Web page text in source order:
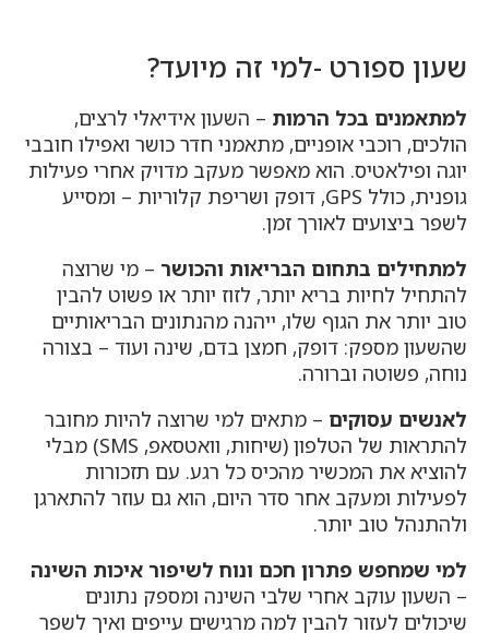
שעון ספורט -למי זה מיועד?
למתאמנים בכל הרמות – השעון אידיאלי לרצים,
הולכים, רוכבי אופניים, מתאמני חדר כושר ואפילו חובבי
יוגה ופילאטיס. הוא מאפשר מעקב מדויק אחרי פעילות
גופנית, כולל GPS, דופק ושריפת קלוריות – ומסייע
לשפר ביצועים לאורך זמן.
למתחילים בתחום הבריאות והכושר – מי שרוצה
להתחיל לחיות בריא יותר, לזוז יותר או פשוט להבין
טוב יותר את הגוף שלו, ייהנה מהנתונים הבריאותיים
שהשעון מספק: דופק, חמצן בדם, שינה ועוד – בצורה
נוחה, פשוטה וברורה.
לאנשים עסוקים – מתאים למי שרוצה להיות מחובר
להתראות של הטלפון (שיחות, וואטסאפ, SMS) מבלי
להוציא את המכשיר מהכיס כל רגע. עם תזכורות
לפעילות ומעקב אחר סדר היום, הוא גם עוזר להתארגן
ולהתנהל טוב יותר.
למי שמחפש פתרון חכם ונוח לשיפור איכות השינה
– השעון עוקב אחרי שלבי השינה ומספק נתונים
שיכולים לעזור להבין למה מרגישים עייפים ואיך לשפר